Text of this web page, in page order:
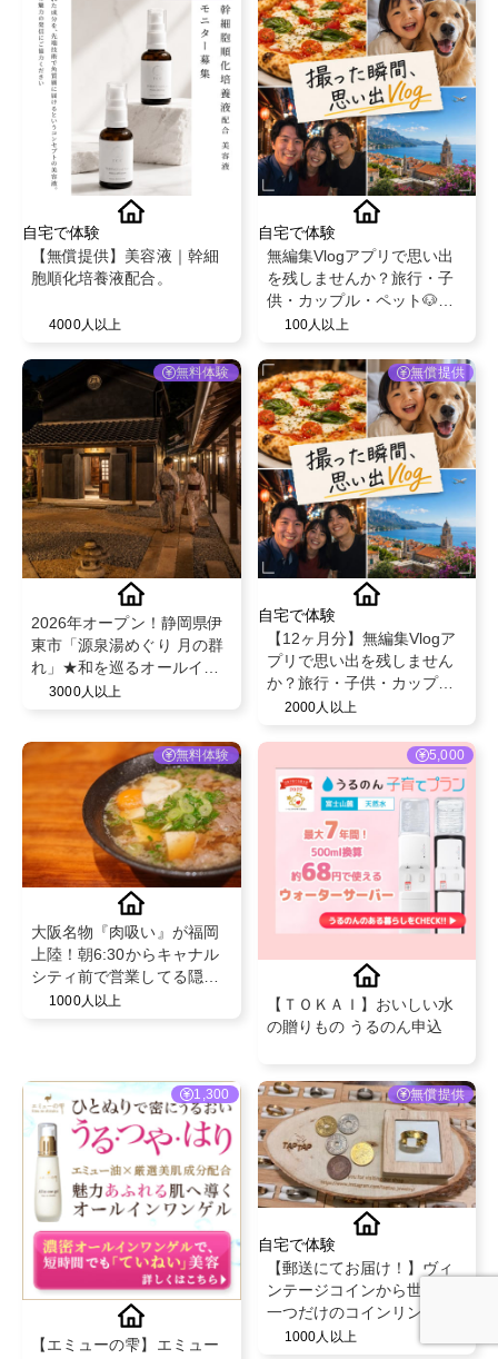
自宅で体験
【無償提供】美容液｜幹細
胞順化培養液配合。
4000人以上
自宅で体験
無編集Vlogアプリで思い出
を残しませんか？旅行・子
供・カップル・ペット🐶無
料でPro版を特別提供！
100人以上
無料体験
2026年オープン！静岡県伊
東市「源泉湯めぐり 月の群
れ」★和を巡るオールイン
クルーシブ【高級旅館 1泊
3000人以上
無償提供
自宅で体験
【12ヶ月分】無編集Vlogア
プリで思い出を残しません
か？旅行・子供・カップ
ル・ペット🐶無料でPro版を
2000人以上
無料体験
大阪名物『肉吸い』が福岡
上陸！朝6:30からキャナル
シティ前で営業してる隠れ
家！1000人以上
5,000
【ＴＯＫＡＩ】おいしい水
の贈りもの うるのん申込
1,300
【エミューの雫】エミュー
無償提供
自宅で体験
【郵送にてお届け！】ヴィ
ンテージコインから世界に
一つだけのコインリング
💍！｜TAPTAP Lab
1000人以上